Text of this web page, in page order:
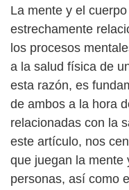
La mente y el
estrechamente
los procesos
a la salud física de
esta razón, es
de ambos a la hora
relacionadas con la
este artículo, nos
que juegan la mente
personas, así como